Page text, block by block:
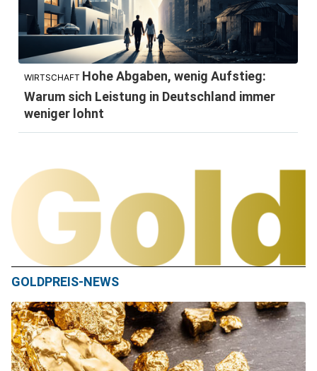
WIRTSCHAFT Hohe Abgaben, wenig Aufstieg:
Warum sich Leistung in Deutschland immer
weniger lohnt
GOLDPREIS-NEWS